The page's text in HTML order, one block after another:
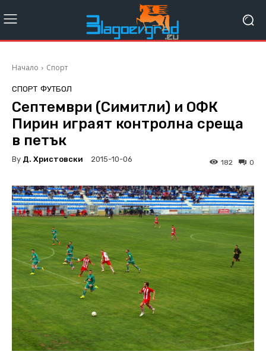
Начало Спорт
СПОРТ ФУТБОЛ
Септември (Симитли) и ОФК
Пирин играят контролна среща
в петък
By Д. Христовски 2015-10-06 0
182